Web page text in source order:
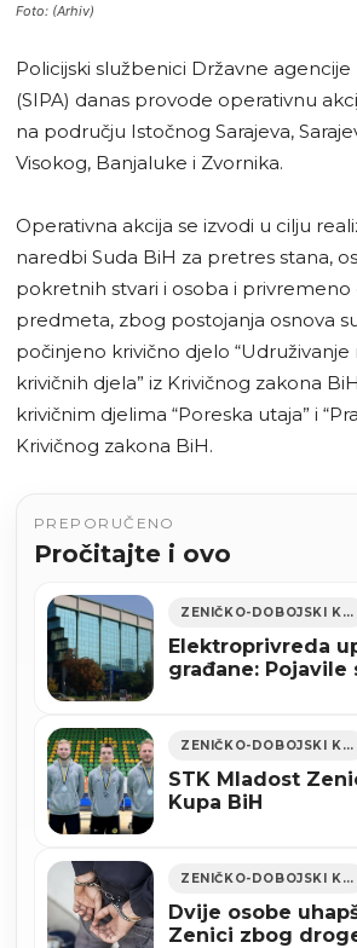
Foto: (Arhiv)
Policijski službenici Državne agencije
(SIPA) danas provode operativnu
na području Istočnog Sarajeva,
Visokog, Banjaluke i Zvornika.
Operativna akcija se izvodi u cilju
naredbi Suda BiH za pretres stana,
pokretnih stvari i osoba i privremeno
predmeta, zbog postojanja osnova
počinjeno krivično djelo “Udruživanje
krivičnih djela” iz Krivičnog zakona
krivičnim djelima “Poreska utaja” i
Krivičnog zakona BiH.
PREPORUČENO
Pročitajte i ovo
ZENIČKO-DOBOJSKI KANTON
Elektroprivreda
građane: Pojavile
ZENIČKO-DOBOJSKI KANTON
STK Mladost
Kupa BiH
ZENIČKO-DOBOJSKI KANTON
Dvije osobe
Zenici zbog